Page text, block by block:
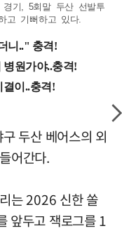
기, 5회말 두산 선발투
고 기뻐하고 있다.
두산 베어스의 외
어간다.
는 2026 신한 쏠
앞두고 잭로그를 1